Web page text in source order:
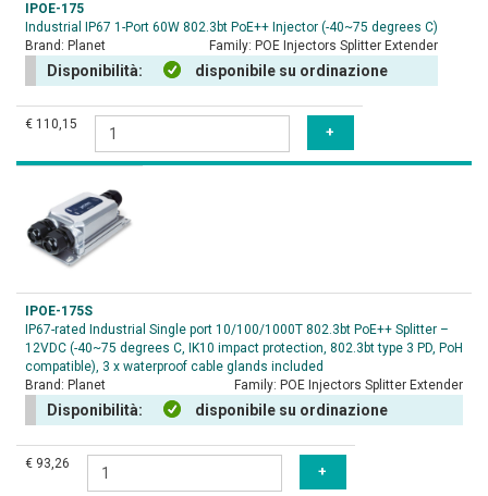
IPOE-175
Industrial IP67 1-Port 60W 802.3bt PoE++ Injector (-40~75 degrees C)
Brand: Planet Family: POE Injectors Splitter Extender
Disponibilità: disponibile su ordinazione
€ 110,15
IPOE-175S
IP67-rated Industrial Single port 10/100/1000T 802.3bt PoE++ Splitter –
12VDC (-40~75 degrees C, IK10 impact protection, 802.3bt type 3 PD, PoH
compatible), 3 x waterproof cable glands included
Brand: Planet Family: POE Injectors Splitter Extender
Disponibilità: disponibile su ordinazione
€ 93,26